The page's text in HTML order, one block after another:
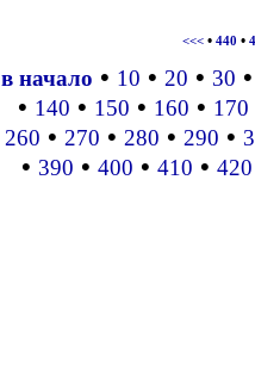
<<<• 440 •
в начало • 10 • 20 • 30
• 140 • 150 • 160 • 170
260 • 270 • 280 • 290 •
• 390 • 400 • 410 • 420